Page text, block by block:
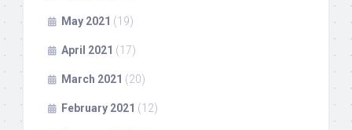
May 2021 (19)
April 2021 (17)
March 2021 (20)
February 2021 (12)